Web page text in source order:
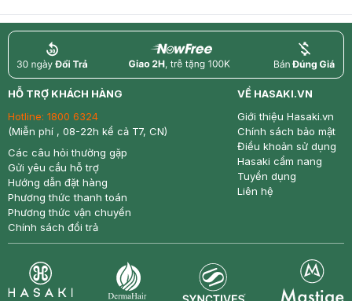
return nowfree price
HỖ TRỢ KHÁCH HÀNG
Hotline: 1800 6324
(Miễn phí , 08-22h kể cả T7, CN)
Các câu hỏi thường gặp
Gửi yêu cầu hỗ trợ
Hướng dẫn đặt hàng
Phương thức thanh toán
Phương thức vận chuyển
Chính sách đổi trả
VỀ HASAKI.VN
Giới thiệu Hasaki.vn
Chính sách bảo mật
Điều khoản sử dụng
Hasaki cẩm nang
Tuyển dụng
Liên hệ